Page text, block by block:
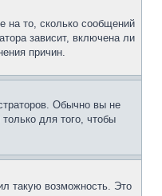
на то, сколько сообщений
зависит, включена ли
причин.
Обычно вы не
для того, чтобы
такую возможность. Это